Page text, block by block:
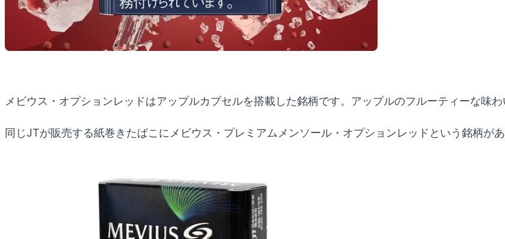
メビウス・オプションレッドはアップルカプセルを搭載した銘柄です。アップルのフルーティーな味
同じJTが販売する紙巻きたばこにメビウス・プレミアムメンソール・オプションレッドという銘柄があ